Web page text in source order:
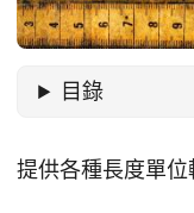
目錄
提供各種長度單位